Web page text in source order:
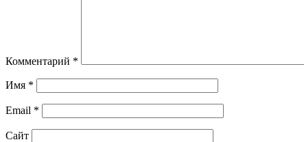
Комментарий *
Имя *
Email *
Сайт